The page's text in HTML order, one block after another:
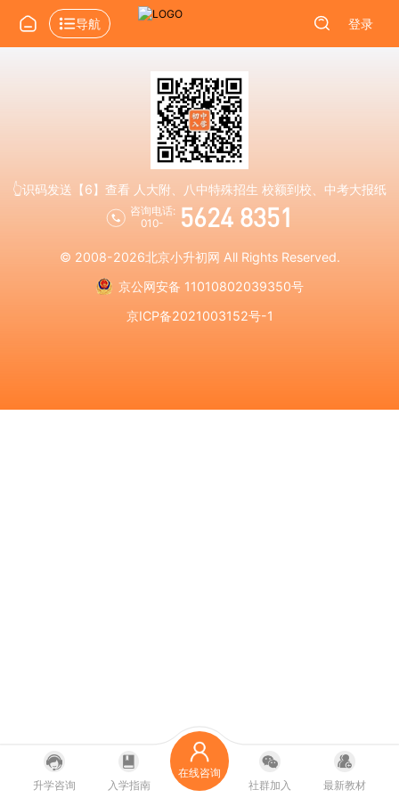
导航 登录
👆识码发送【6】查看 人大附、八中特殊招生 校额到校、中考大报纸
咨询电话:
010-
5624 8351
© 2008-2026北京小升初网 All Rights Reserved.
京公网安备 11010802039350号
京ICP备2021003152号-1
升学咨询 入学指南
在线咨询
社群加入
最新教材